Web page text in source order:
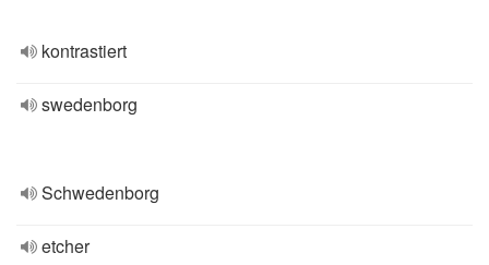
kontrastiert
swedenborg
Schwedenborg
etcher